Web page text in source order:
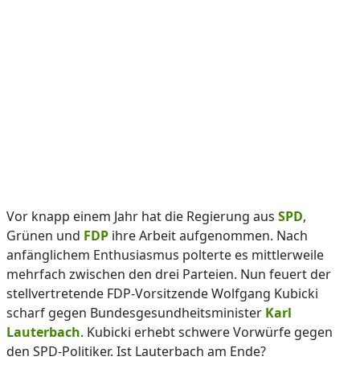
Vor knapp einem Jahr hat die Regierung aus SPD,
Grünen und FDP ihre Arbeit aufgenommen. Nach
anfänglichem Enthusiasmus polterte es mittlerweile
mehrfach zwischen den drei Parteien. Nun feuert der
stellvertretende FDP-Vorsitzende Wolfgang Kubicki
scharf gegen Bundesgesundheitsminister Karl
Lauterbach. Kubicki erhebt schwere Vorwürfe gegen
den SPD-Politiker. Ist Lauterbach am Ende?